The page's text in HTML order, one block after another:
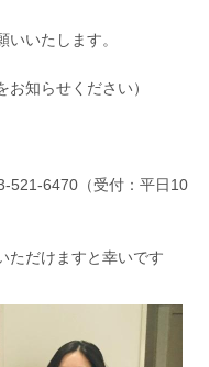
いたします。
お知らせください）
521-6470（受付：平日10
ただけますと幸いです